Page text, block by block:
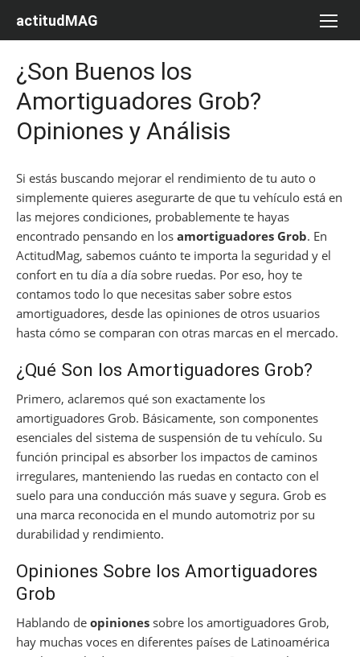
actitudMAG
¿Son Buenos los
Amortiguadores Grob?
Opiniones y Análisis
Si estás buscando mejorar el rendimiento de tu auto o
simplemente quieres asegurarte de que tu vehículo está en
las mejores condiciones, probablemente te hayas
encontrado pensando en los amortiguadores Grob. En
ActitudMag, sabemos cuánto te importa la seguridad y el
confort en tu día a día sobre ruedas. Por eso, hoy te
contamos todo lo que necesitas saber sobre estos
amortiguadores, desde las opiniones de otros usuarios
hasta cómo se comparan con otras marcas en el mercado.
¿Qué Son los Amortiguadores Grob?
Primero, aclaremos qué son exactamente los
amortiguadores Grob. Básicamente, son componentes
esenciales del sistema de suspensión de tu vehículo. Su
función principal es absorber los impactos de caminos
irregulares, manteniendo las ruedas en contacto con el
suelo para una conducción más suave y segura. Grob es
una marca reconocida en el mundo automotriz por su
durabilidad y rendimiento.
Opiniones Sobre los Amortiguadores
Grob
Hablando de opiniones sobre los amortiguadores Grob,
hay muchas voces en diferentes países de Latinoamérica